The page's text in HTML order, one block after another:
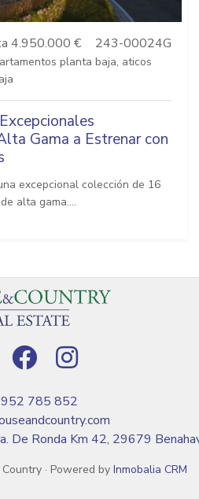
4.950.000 € 243-00024G
planta baja, aticos
Gama a Estrenar con
excepcional colección de 16
alta gama....
785 852
De Ronda Km 42, 29679
· Powered by Inmobalia CRM